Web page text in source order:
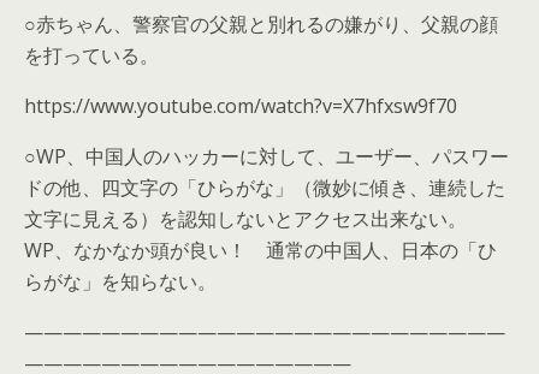
○赤ちゃん、警察官の父親と別れるの嫌がり、父親の顔
を打っている。
https://www.youtube.com/watch?v=X7hfxsw9f70
○WP、中国人のハッカーに対して、ユーザー、パスワー
ドの他、四文字の「ひらがな」（微妙に傾き、連続した
文字に見える）を認知しないとアクセス出来ない。
WP、なかなか頭が良い！ 通常の中国人、日本の「ひ
らがな」を知らない。
—————————————————————————
—————————————————